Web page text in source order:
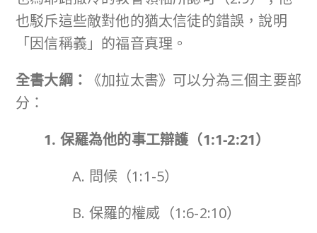
也駁斥這些敵對他的猶太信徒的錯誤，說明
「因信稱義」的福音真理。
全書大綱：
《加拉太書》可以分為三個主要部
分：
1. 保羅為他的事工辯護（1:1-2:21）
A. 問候（1:1-5）
B. 保羅的權威（1:6-2:10）